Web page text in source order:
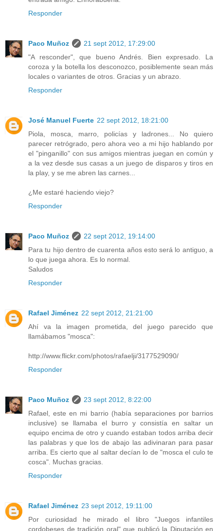
Responder
Paco Muñoz
21 sept 2012, 17:29:00
"A resconder", que bueno Andrés. Bien expresado. La
coroza y la botella los desconozco, posiblemente sean más
locales o variantes de otros. Gracias y un abrazo.
Responder
José Manuel Fuerte 22 sept 2012, 18:21:00
Piola, mosca, marro, policías y ladrones... No quiero
parecer retrógrado, pero ahora veo a mi hijo hablando por
el "pinganillo" con sus amigos mientras juegan en común y
a la vez desde sus casas a un juego de disparos y tiros en
la play, y se me abren las carnes...
¿Me estaré haciendo viejo?
Responder
Paco Muñoz
22 sept 2012, 19:14:00
Para tu hijo dentro de cuarenta años esto será lo antiguo, a
lo que juega ahora. Es lo normal.
Saludos
Responder
Rafael Jiménez 22 sept 2012, 21:21:00
Ahí va la imagen prometida, del juego parecido que
llamábamos "mosca":
http://www.flickr.com/photos/rafaelji/3177529090/
Responder
Paco Muñoz
23 sept 2012, 8:22:00
Rafael, este en mi barrio (había separaciones por barrios
inclusive) se llamaba el burro y consistía en saltar un
equipo encima de otro y cuando estaban todos arriba decir
las palabras y que los de abajo las adivinaran para pasar
arriba. Es cierto que al saltar decían lo de "mosca el culo te
cosca". Muchas gracias.
Responder
Rafael Jiménez 23 sept 2012, 19:11:00
Por curiosidad he mirado el libro "Juegos infantiles
cordobeses de tradición oral" que publicó la Diputación en